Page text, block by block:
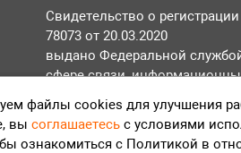
Свидетельство о
78073 от 20.03.2020
выдано Федеральной
сфере связи,
массовых коммуникаций
Положение об обработке
файлы cookies для улучшения
вы соглашаетесь с условиями
ознакомиться с Политикой в